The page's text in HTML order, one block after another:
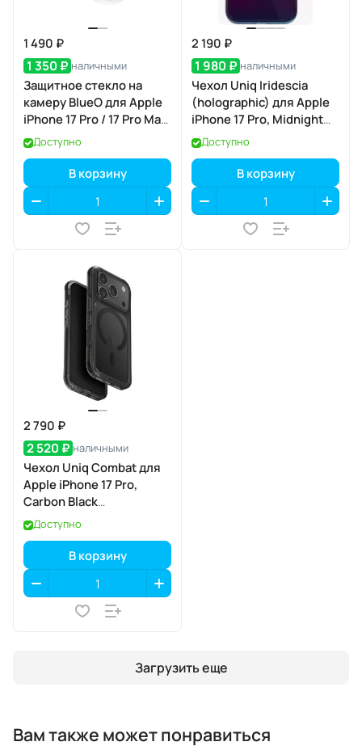
1 490 ₽
1 350 ₽ наличными
Защитное стекло на
камеру BlueO для Apple
iPhone 17 Pro / 17 Pro Max,
Acrylic Frame, 3 шт., Clear
(прозрачный), с
аппликатором
Доступно
В корзину
2 190 ₽
1 980 ₽ наличными
Чехол Uniq Iridescia
(holographic) для Apple
iPhone 17 Pro, Midnight
Quartz (полуночный
кварц), MagSafe
Доступно
В корзину
2 790 ₽
2 520 ₽ наличными
Чехол Uniq Combat для
Apple iPhone 17 Pro,
Carbon Black
(карбоновый чёрный),
MagSafe
Доступно
В корзину
Загрузить еще
Вам также может понравиться